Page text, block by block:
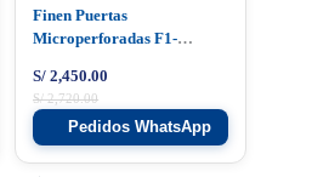
Finen Puertas
Microperforadas F1-
S/2,720.00
S/ 2,450.00
Pedidos WhatsApp